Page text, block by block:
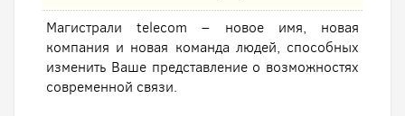
Магистрали telecom – новое имя, новая
компания и новая команда людей, способных
изменить Ваше представление о возможностях
современной связи.